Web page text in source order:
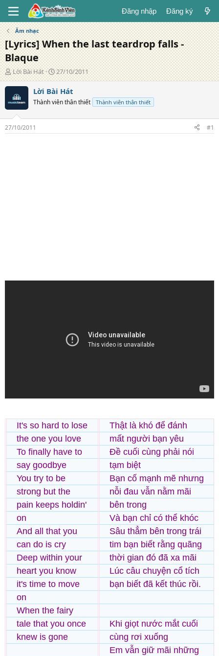
Đăng nhập Đăng ký
Âm nhạc
[Lyrics] When the last teardrop falls -
Blaque
T
á
c
g
i
ả
Lời Bài Hát
N
g
à
y
đ
g
27/10/2011
Lời Bài Hát
Thành viên thân thiết Thành viên thân thiết
27/10/2011 #1
It's so hard to lose
the one you love
To finally have to
say goodbye
You try to be
strong but the
pain keeps holdin'
on
And all that you
can do is cry
Deep within your
heart you know
it's time to move
on
When the fairy
tale that you once
knew is gone
Thật là khó để đánh
mất người bạn yêu
Đề cuối cùng phải nói
tạm biệt
Bạn cố mạnh mẽ nhưng
nỗi đau vẫn nằm mãi
bên trong
Và bạn chỉ có thể khóc
Sâu thẳm bên trong trái
tim bạn biết rằng quãng
thời gian đó đã xa mãi
Lúc câu chuyện cổ tích
bạn biết đã kết thúc rồi.
Khi giọt nước mắt cuối
cùng rơi xuống
Em vẫn giữ mãi những